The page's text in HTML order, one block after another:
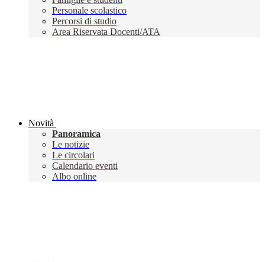
Personale scolastico
Percorsi di studio
Area Riservata Docenti/ATA
Novità
Panoramica
Le notizie
Le circolari
Calendario eventi
Albo online